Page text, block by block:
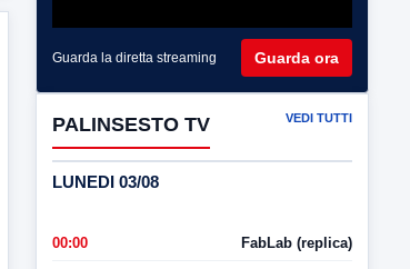
Guarda la diretta streaming Guarda ora
PALINSESTO TV VEDI TUTTI
LUNEDI 03/08
00:00 FabLab (replica)